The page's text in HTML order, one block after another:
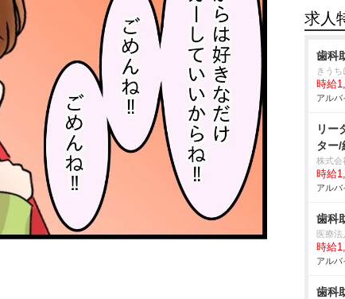
求人
歯科
きうち
時給
アルバ
リー
ター/
株式会
時給
アルバ
歯科
医療
時給
アルバ
歯科